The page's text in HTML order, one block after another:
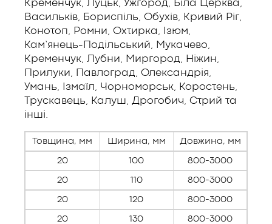
Кременчук, Луцьк, Ужгород, Біла Церква,
Васильків, Бориспіль, Обухів, Кривий Ріг,
Конотоп, Ромни, Охтирка, Ізюм,
Кам’янець-Подільський, Мукачево,
Кременчук, Лубни, Миргород, Ніжин,
Прилуки, Павлоград, Олександрія,
Умань, Ізмаїл, Чорноморськ, Коростень,
Трускавець, Калуш, Дрогобич, Стрий та
інші.
Товщина, мм Ширина, мм Довжина, мм
20 100 800-3000
20 110 800-3000
20 120 800-3000
20 130 800-3000